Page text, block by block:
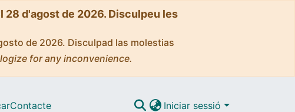
d'agost de 2026. Disculpeu les
de 2026. Disculpad las molestias
for any inconvenience.
Contacte Iniciar sessió